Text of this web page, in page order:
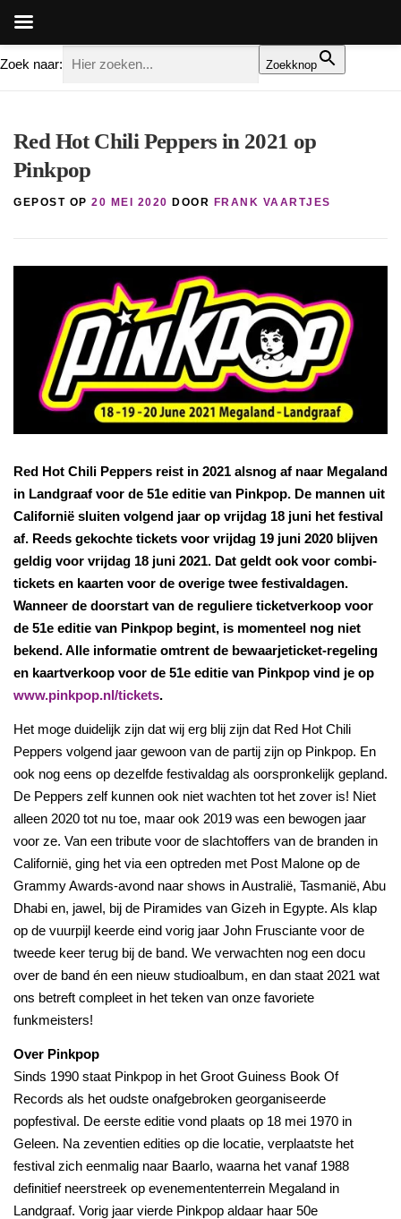
Zoek naar: Zoekknop
inhoud
Red Hot Chili Peppers in 2021 op
Pinkpop
GEPOST OP 20 MEI 2020 DOOR FRANK VAARTJES
Red Hot Chili Peppers reist in 2021 alsnog af naar Megaland
in Landgraaf voor de 51e editie van Pinkpop. De mannen uit
Californië sluiten volgend jaar op vrijdag 18 juni het festival
af. Reeds gekochte tickets voor vrijdag 19 juni 2020 blijven
geldig voor vrijdag 18 juni 2021. Dat geldt ook voor combi-
tickets en kaarten voor de overige twee festivaldagen.
Wanneer de doorstart van de reguliere ticketverkoop voor
de 51e editie van Pinkpop begint, is momenteel nog niet
bekend. Alle informatie omtrent de bewaarjeticket-regeling
en kaartverkoop voor de 51e editie van Pinkpop vind je op
www.pinkpop.nl/tickets.
Het moge duidelijk zijn dat wij erg blij zijn dat Red Hot Chili
Peppers volgend jaar gewoon van de partij zijn op Pinkpop. En
ook nog eens op dezelfde festivaldag als oorspronkelijk gepland.
De Peppers zelf kunnen ook niet wachten tot het zover is! Niet
alleen 2020 tot nu toe, maar ook 2019 was een bewogen jaar
voor ze. Van een tribute voor de slachtoffers van de branden in
Californië, ging het via een optreden met Post Malone op de
Grammy Awards-avond naar shows in Australië, Tasmanië, Abu
Dhabi en, jawel, bij de Piramides van Gizeh in Egypte. Als klap
op de vuurpijl keerde eind vorig jaar John Frusciante voor de
tweede keer terug bij de band. We verwachten nog een docu
over de band én een nieuw studioalbum, en dan staat 2021 wat
ons betreft compleet in het teken van onze favoriete
funkmeisters!
Over Pinkpop
Sinds 1990 staat Pinkpop in het Groot Guiness Book Of
Records als het oudste onafgebroken georganiseerde
popfestival. De eerste editie vond plaats op 18 mei 1970 in
Geleen. Na zeventien edities op die locatie, verplaatste het
festival zich eenmalig naar Baarlo, waarna het vanaf 1988
definitief neerstreek op evenemententerrein Megaland in
Landgraaf. Vorig jaar vierde Pinkpop aldaar haar 50e